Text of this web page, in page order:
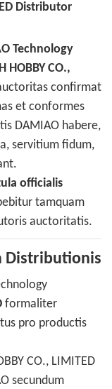
Distributor
Technology
HOBBY CO.,
confirmat
et conformes
DAMIAO habere,
servitium fidum,
officialis
tamquam
auctoritatis.
Distributionis
formaliter
pro productis
CO., LIMITED
secundum